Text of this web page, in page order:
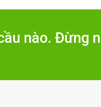
nào. Đừng